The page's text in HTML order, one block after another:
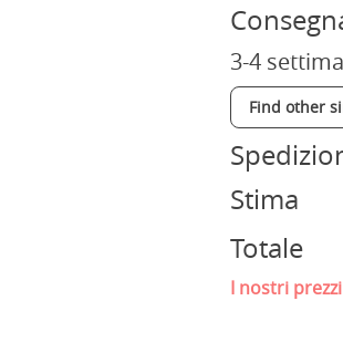
3-4
Find other
Stima
Totale
I nostri